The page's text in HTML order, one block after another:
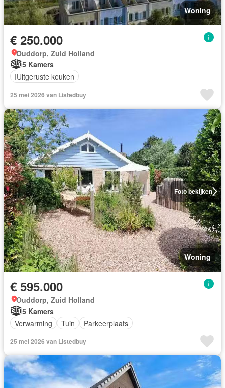
Woning
€ 250.000
Ouddorp, Zuid Holland
5 Kamers
IUitgeruste keuken
25 mei 2026 van Listedbuy
Foto bekijken
Woning
€ 595.000
Ouddorp, Zuid Holland
5 Kamers
Verwarming
Tuin Parkeerplaats
25 mei 2026 van Listedbuy